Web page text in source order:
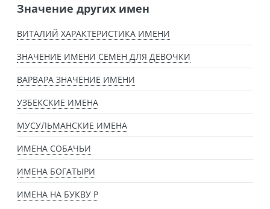
Значение других имен
ВИТАЛИЙ ХАРАКТЕРИСТИКА ИМЕНИ
ЗНАЧЕНИЕ ИМЕНИ СЕМЕН ДЛЯ ДЕВОЧКИ
ВАРВАРА ЗНАЧЕНИЕ ИМЕНИ
УЗБЕКСКИЕ ИМЕНА
МУСУЛЬМАНСКИЕ ИМЕНА
ИМЕНА СОБАЧЬИ
ИМЕНА БОГАТЫРИ
ИМЕНА НА БУКВУ Р